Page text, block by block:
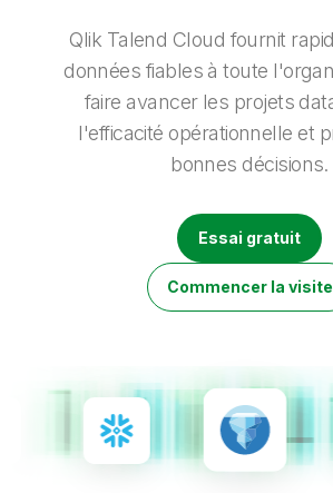
Documentation produits
Nos bureaux dans le monde
Talend
Qlik Talend Cloud fournit
données fiables à toute
faire avancer les projets
l'efficacité opérationnelle et
bonnes décisions.
Essai gratuit
Commencer la visite